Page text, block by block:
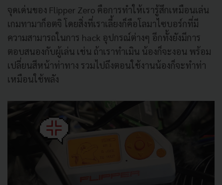
จุดเด่นของ Flipper Zero คือการทำให้เรารู้สึกเหมือนเล่น
เกมทามาก็อตจิ โดยสิ่งที่เราเลี้ยงก็คือโลมาไซบอร์กที่มี
ความสามารถในการ hack อุปกรณ์ต่างๆ อีกทั้งยังมีการ
ตอบสนองกับผู้เล่น เช่น ถ้าเราทำเมิน น้องก็จะงอน พร้อม
เปลี่ยนสีหน้าท่าทาง รวมไปถึงตอนใช้งานน้องก็จะทำท่า
เหมือนใช้พลัง